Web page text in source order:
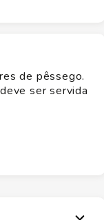
de pêssego.
ser servida